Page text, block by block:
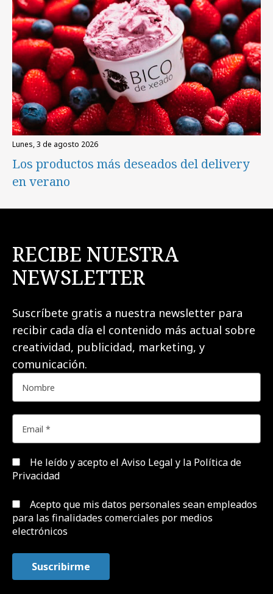
lunes, 3 de agosto 2026
Los productos más deseados del delivery
en verano
RECIBE NUESTRA
NEWSLETTER
Suscríbete gratis a nuestra newsletter para
recibir cada día el contenido más actual sobre
creatividad, publicidad, marketing, y
comunicación.
He leído y acepto el Aviso Legal y la Política de
Privacidad
Acepto que mis datos personales sean empleados
para las finalidades comerciales por medios
electrónicos